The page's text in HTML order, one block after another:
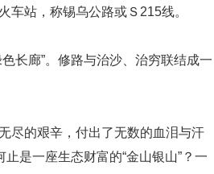
车站，称锡乌公路或Ｓ215线。
长廊”。修路与治沙、治穷联结成一
尽的艰辛，付出了无数的血泪与汗
是一座生态财富的“金山银山”？一